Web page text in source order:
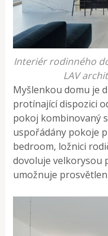
Interiér rodinného
LAV
Myšlenkou domu je
protínající dispozici
pokoj kombinovaný
uspořádány pokoje
bedroom, ložnici
dovoluje velkorysou
umožnuje